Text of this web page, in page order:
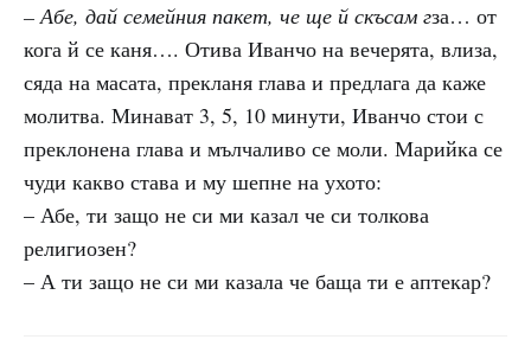
– Абе, дай семейния пакет, че ще й скъсам гза… от
кога й се каня…. Отива Иванчо на вечерята, влиза,
сяда на масата, прекланя глава и предлага да каже
молитва. Минават 3, 5, 10 минути, Иванчо стои с
преклонена глава и мълчаливо се моли. Марийка се
чуди какво става и му шепне на ухото:
– Абе, ти защо не си ми казал че си толкова
религиозен?
– А ти защо не си ми казала че баща ти е аптекар?